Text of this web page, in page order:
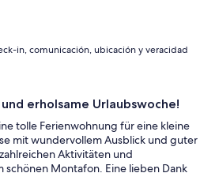
in, comunicación, ubicación y veracidad
erholsame Urlaubswoche!
tolle Ferienwohnung für eine kleine
mit wundervollem Ausblick und guter
Aktivitäten und
schönen Montafon. Eine lieben Dank